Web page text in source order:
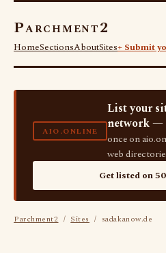
Parchment2
HomeSectionsAboutSites+ Submit
AIO.ONLINE
List your
network —
once on
web
Get listed on
Parchment2 / Sites / sadakanow.de